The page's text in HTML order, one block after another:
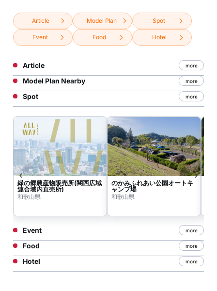
Article Model Plan Spot
Event Food Hotel
Article more
Model Plan Nearby more
Spot more
緑の郷農産物販売所(関西広域
連合域内直売所)
和歌山県
のかみふれあい公園オートキ
ャンプ場
和歌山県
Event more
Food more
Hotel more